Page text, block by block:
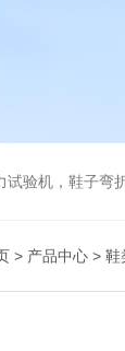
验机，鞋子弯折试验机,
> 产品中心 > 鞋